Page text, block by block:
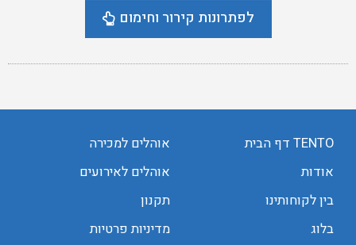
לפתרונות קירור וחימום
TENTO דף הבית
אודות
בין לקוחותינו
בלוג
אוהלים למכירה
אוהלים לאירועים
תקנון
מדיניות פרטיות